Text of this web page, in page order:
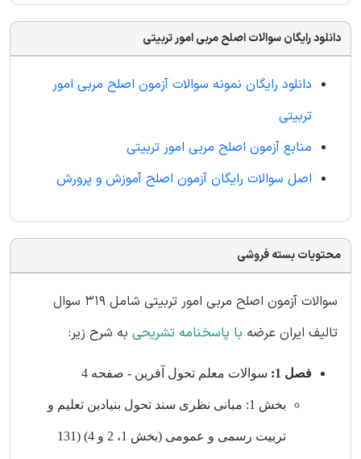
دانلود رایگان سوالات اصلح مربی امور تربیتی
دانلود رایگان نمونه سوالات آزمون اصلح مربی امور
تربیتی
منابع آزمون اصلح مربی امور تربیتی
اصل سوالات رایگان آزمون اصلح آموزش و پرورش
محتویات بسته فروشی
سوالات آزمون اصلح مربی امور تربیتی شامل 319 سوال
تالیف ایران عرضه با پاسخنامه تشریحی به شرح زیر:
فصل 1: سوالات معلم تحول آفرین - صفحه 4
بخش 1: مبانی نظری سند تحول بنیادین تعلیم و
تربیت رسمی و عمومی (بخش 1، 2 و 4) (131